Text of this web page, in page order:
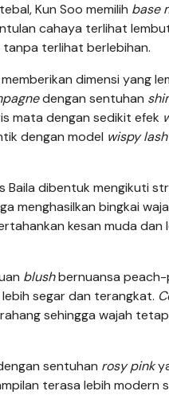
Kun Soo memilih base
cahaya terlihat
terlihat berlebihan.
dimensi yang
dengan sentuhan
mata dengan sedikit efek
dengan model wispy lash
Baila dibentuk mengikuti
menghasilkan bingkai
kesan muda
blushbernuansa peach-
segar dan terangkat.
sehingga wajah
sentuhan rosy pink
terasa lebih modern